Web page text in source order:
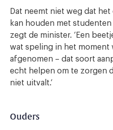
Dat neemt niet weg dat
kan houden met
zegt de minister. ‘Een
wat speling in het moment
afgenomen – dat soort
echt helpen om te zorgen
niet uitvalt.’
Ouders